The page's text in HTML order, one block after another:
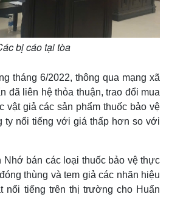
bị cáo tại tòa
tháng 6/2022, thông qua mạng xã
đã liên hệ thỏa thuận, trao đổi mua
vật giả các sản phẩm thuốc bảo vệ
ty nổi tiếng với giá thấp hơn so với
Nhớ bán các loại thuốc bảo vệ thực
thùng và tem giả các nhãn hiệu
nổi tiếng trên thị trường cho Huẩn